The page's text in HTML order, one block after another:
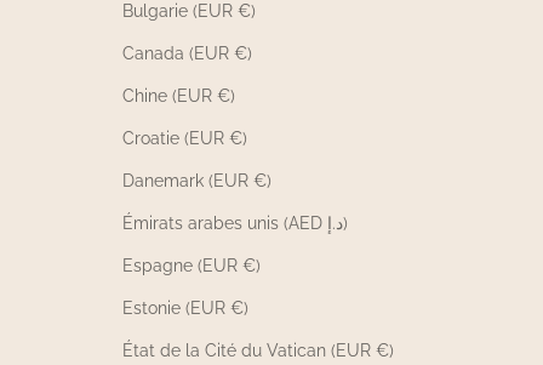
Bulgarie (EUR €)
Canada (EUR €)
Chine (EUR €)
Croatie (EUR €)
Danemark (EUR €)
Émirats arabes unis (AED د.إ)
Espagne (EUR €)
Estonie (EUR €)
État de la Cité du Vatican (EUR €)